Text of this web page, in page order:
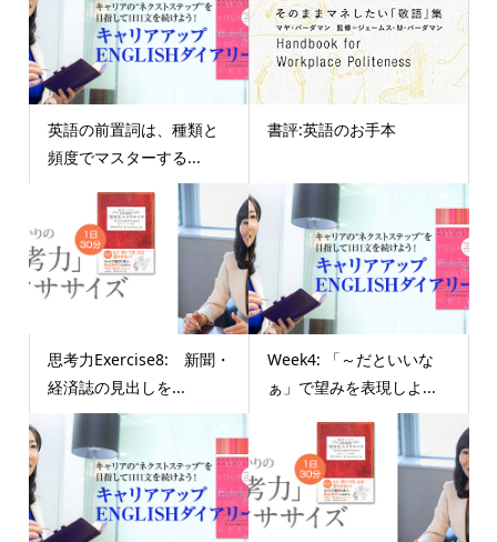
英語の前置詞は、種類と
頻度でマスターする...
書評:英語のお手本
思考力Exercise8: 新聞・
経済誌の見出しを...
Week4: 「～だといいな
ぁ」で望みを表現しよ...